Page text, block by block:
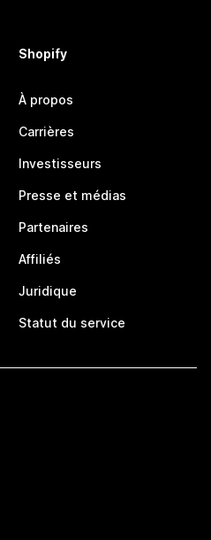
Shopify
À propos
Carrières
Investisseurs
Presse et médias
Partenaires
Affiliés
Juridique
Statut du service